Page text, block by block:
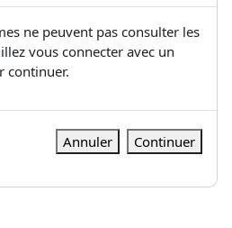
ne peuvent pas consulter les
vous connecter avec un
continuer.
Annuler Continuer